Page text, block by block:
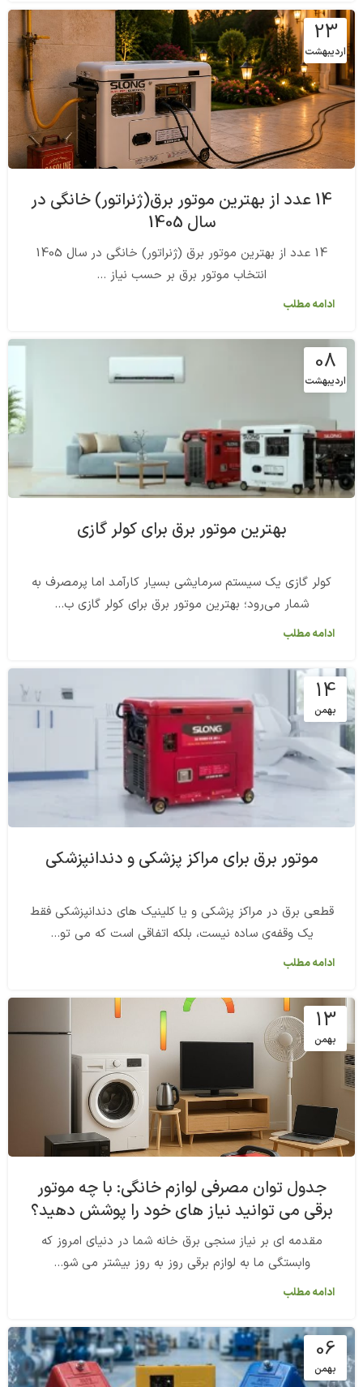
23
اردیبهشت
14 عدد از بهترین موتور برق(ژنراتور) خانگی در
سال 1405
14 عدد از بهترین موتور برق (ژنراتور) خانگی در سال 1405
انتخاب موتور برق بر حسب نیاز ...
ادامه مطلب
08
اردیبهشت
بهترین موتور برق برای کولر گازی
کولر گازی یک سیستم سرمایشی بسیار کارآمد اما پرمصرف به
شمار می‌رود؛ بهترین موتور برق برای کولر گازی ب...
ادامه مطلب
14
بهمن
موتور برق برای مراکز پزشکی و دندانپزشکی
قطعی برق در مراکز پزشکی و یا کلینیک های دندانپزشکی فقط
یک وقفه‌ی ساده نیست، بلکه اتفاقی است که می تو...
ادامه مطلب
13
بهمن
جدول توان مصرفی لوازم خانگی: با چه موتور
برقی می توانید نیاز های خود را پوشش دهید؟
مقدمه ای بر نیاز سنجی برق خانه شما در دنیای امروز که
وابستگی ما به لوازم برقی روز به روز بیشتر می شو...
ادامه مطلب
06
بهمن